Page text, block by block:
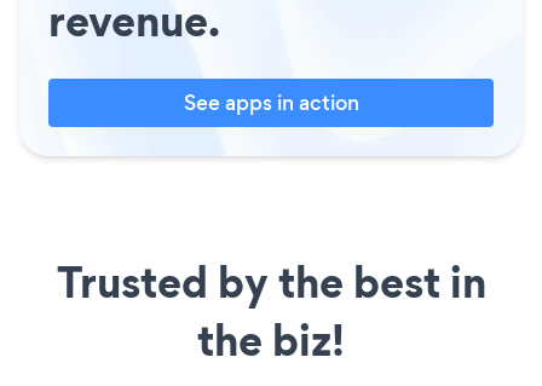
revenue.
See apps in action
Trusted by the best in
the biz!